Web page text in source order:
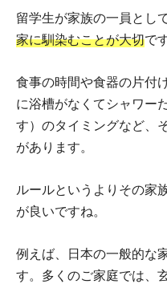
留学生が家族の一員とし
家に馴染むことが大切で
食事の時間や食器の片付
に浴槽がなくてシャワー
す）のタイミングなど、
があります。
ルールというよりその家
が良いですね。
例えば、日本の一般的な
す。多くのご家庭では、